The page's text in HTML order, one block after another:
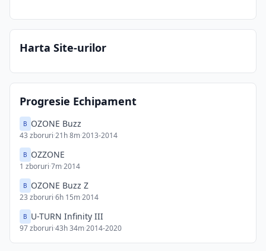
Harta Site-urilor
Progresie Echipament
B OZONE Buzz
43 zboruri·21h 8m·2013-2014
B OZZONE
1 zboruri·7m·2014
B OZONE Buzz Z
23 zboruri·6h 15m·2014
B U-TURN Infinity III
97zboruri·43h 34m·2014-2020